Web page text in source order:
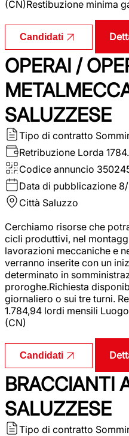
(CN)Restibuzione minima
Candidati
OPERAI /
SALUZZESE
Tipo di contratto
Retribuzione Lorda
Codice annuncio
Data di pubblicazione
Città Saluzzo
Cerchiamo risorse che
cicli produttivi, nel
lavorazioni meccaniche e
verranno inserite con un
determinato in
proroghe.Richiesta
giornaliero o sui tre turni.
1.784,94 lordi mensili
(CN)
Candidati
BRACCIANTI
SALUZZESE
Tipo di contratto